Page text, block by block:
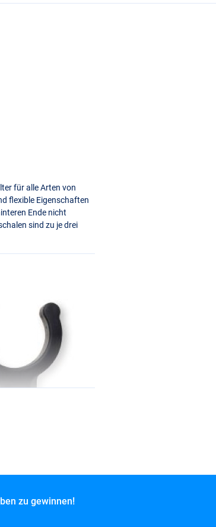
für alle Arten von
flexible Eigenschaften
Ende nicht
sind zu je drei
zu gewinnen!